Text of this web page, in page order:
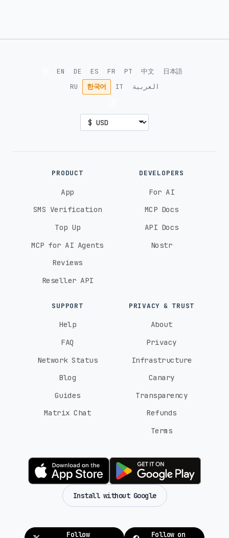
EN DE ES FR PT 中文
日本語
RU
한국어 IT العربية
PRODUCT
App
SMS Verification
Top Up
MCP for AI Agents
Reviews
Reseller API
DEVELOPERS
For AI
MCP Docs
API Docs
Nostr
SUPPORT
Help
FAQ
Network Status
Blog
Guides
Matrix Chat
PRIVACY & TRUST
About
Privacy
Infrastructure
Canary
Transparency
Refunds
Terms
Install without Google
Follow Follow on